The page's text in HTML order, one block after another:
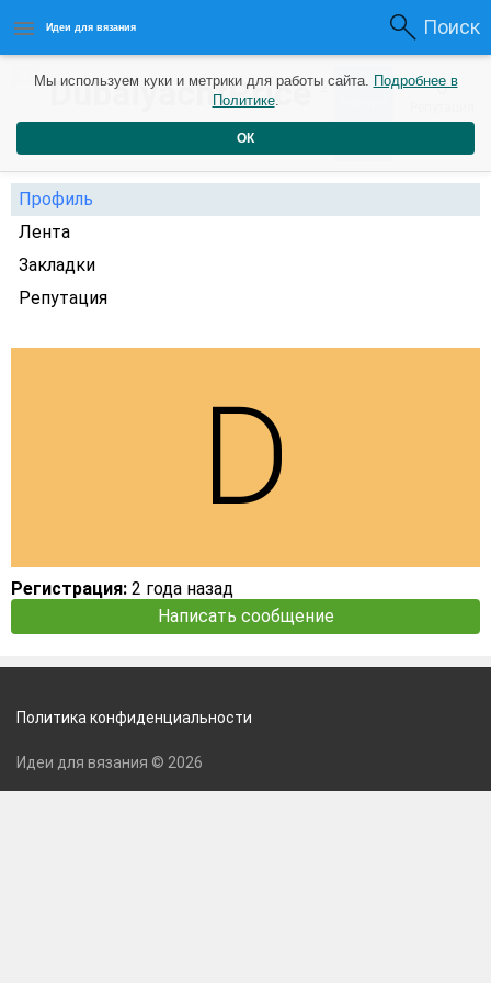
Идеи для вязания Поиск
DubaiyachtPrice2 0 0
Профиль
Лента
Закладки
Репутация
Регистрация: 2 года назад
Написать сообщение
Мы используем куки и метрики для работы сайта. Подробнее в
Политике.
ОК
Политика конфиденциальности
Идеи для вязания © 2026